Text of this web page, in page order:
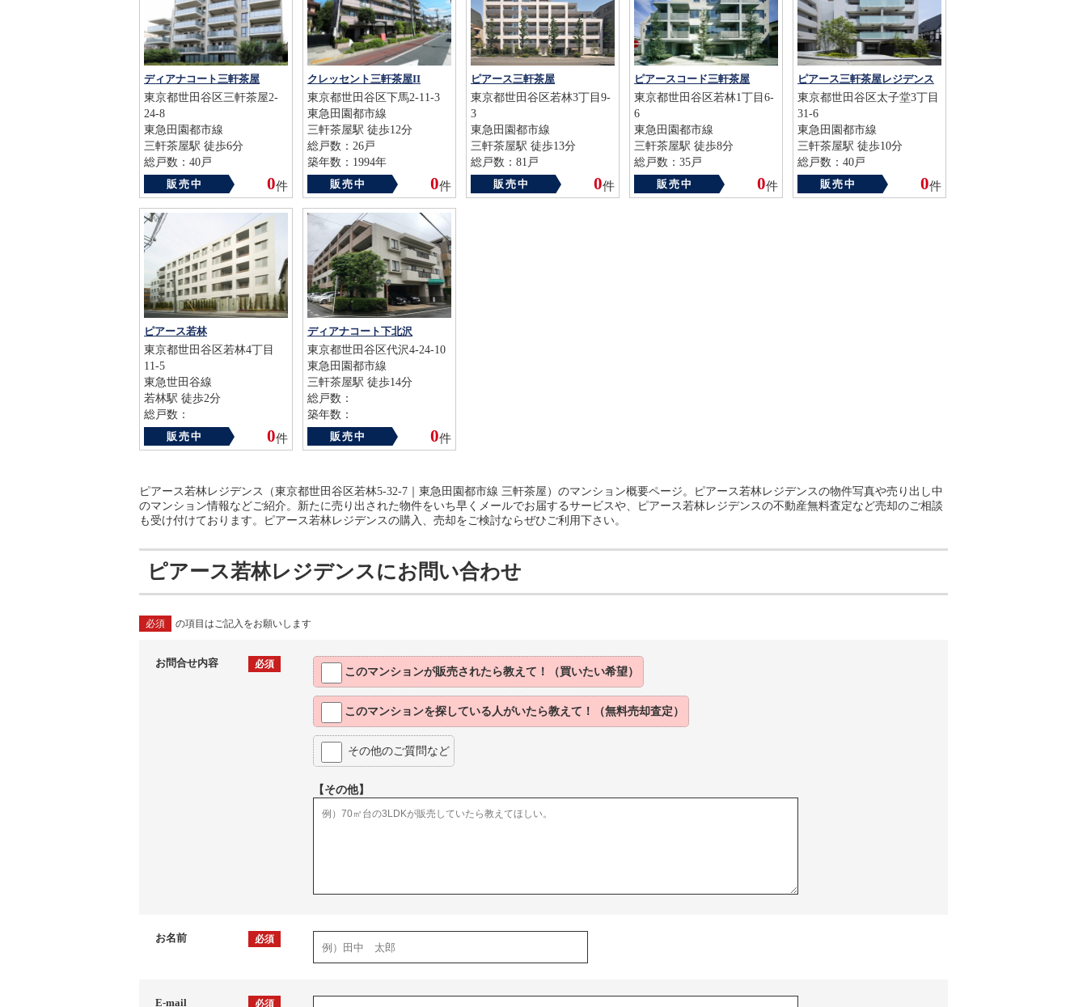
ディアナコート三軒茶屋
東京都世田谷区三軒茶屋2-
24-8
東急田園都市線
三軒茶屋駅 徒歩6分
総戸数：40戸
築年数：2021年
販売中 0件
クレッセント三軒茶屋II
東京都世田谷区下馬2-11-3
東急田園都市線
三軒茶屋駅 徒歩12分
総戸数：26戸
築年数：1994年
販売中
0件
ピアース三軒茶屋
東京都世田谷区若林3丁目9-
3
東急田園都市線
三軒茶屋駅 徒歩13分
総戸数：81戸
築年数：2010年
販売中 0件
ピアースコード三軒茶屋
東京都世田谷区若林1丁目6-
6
東急田園都市線
三軒茶屋駅 徒歩8分
総戸数：35戸
築年数：2006年
販売中 0件
ピアース三軒茶屋レジデンス
東京都世田谷区太子堂3丁目
31-6
東急田園都市線
三軒茶屋駅 徒歩10分
総戸数：40戸
築年数：2014年
販売中 0件
ピアース若林
東京都世田谷区若林4丁目
11-5
東急世田谷線
若林駅 徒歩2分
総戸数：
築年数：2004年
販売中 0件
ディアナコート下北沢
東京都世田谷区代沢4-24-10
東急田園都市線
三軒茶屋駅 徒歩14分
総戸数：
築年数：
販売中
0件
ピアース若林レジデンス（東京都世田谷区若林5-32-7｜東急田園都市線 三軒茶屋）のマンション概要ページ。ピアース若林レジデンスの物件写真や売り出し中
のマンション情報などご紹介。新たに売り出された物件をいち早くメールでお届するサービスや、ピアース若林レジデンスの不動産無料査定など売却のご相談
も受け付けております。ピアース若林レジデンスの購入、売却をご検討ならぜひご利用下さい。
ピアース若林レジデンスにお問い合わせ
必須 の項目はご記入をお願いします
お問合せ内容 必須
このマンションが販売されたら教えて！（買いたい希望）
このマンションを探している人がいたら教えて！（無料売却査定）
その他のご質問など
【その他】
お名前 必須
E-mail 必須